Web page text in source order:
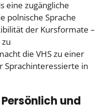
eine zugängliche
polnische Sprache
der Kursformate –
die VHS zu einer
Sprachinteressierte in
und